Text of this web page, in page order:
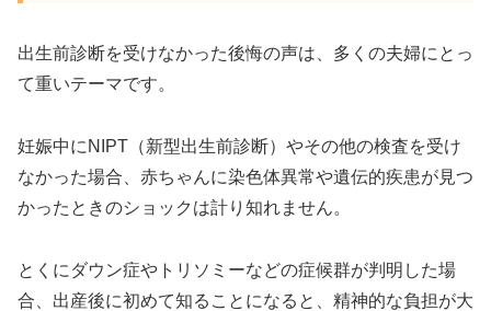
出生前診断を受けなかった後悔の声は、多くの夫婦にとっ
て重いテーマです。
妊娠中にNIPT（新型出生前診断）やその他の検査を受け
なかった場合、赤ちゃんに染色体異常や遺伝的疾患が見つ
かったときのショックは計り知れません。
とくにダウン症やトリソミーなどの症候群が判明した場
合、出産後に初めて知ることになると、精神的な負担が大